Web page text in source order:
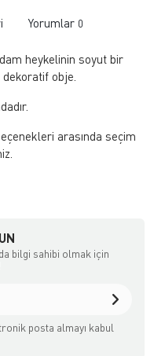
Yorumlar 0
heykelinin soyut bir
obje.
arasında seçim
bilgi sahibi olmak için
posta almayı kabul